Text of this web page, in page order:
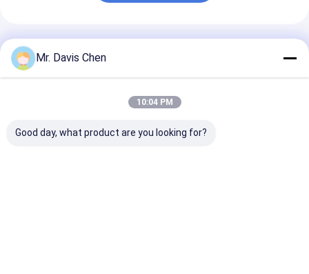
अनुशंसित उत्पाद
Mr. Davis Chen
10:04 PM
Good day, what product are you looking for?